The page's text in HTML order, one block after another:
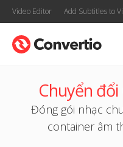
Video Editor Add Subtitles to
Chuyển đổi
Đóng gói nhạc
container âm